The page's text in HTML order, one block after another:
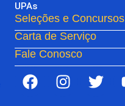
UPAs
Seleções e Concursos
Carta de Serviço
Fale Conosco